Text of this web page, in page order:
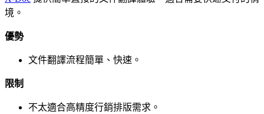
境。
優勢
文件翻譯流程簡單、快速。
限制
不太適合高精度行銷排版需求。